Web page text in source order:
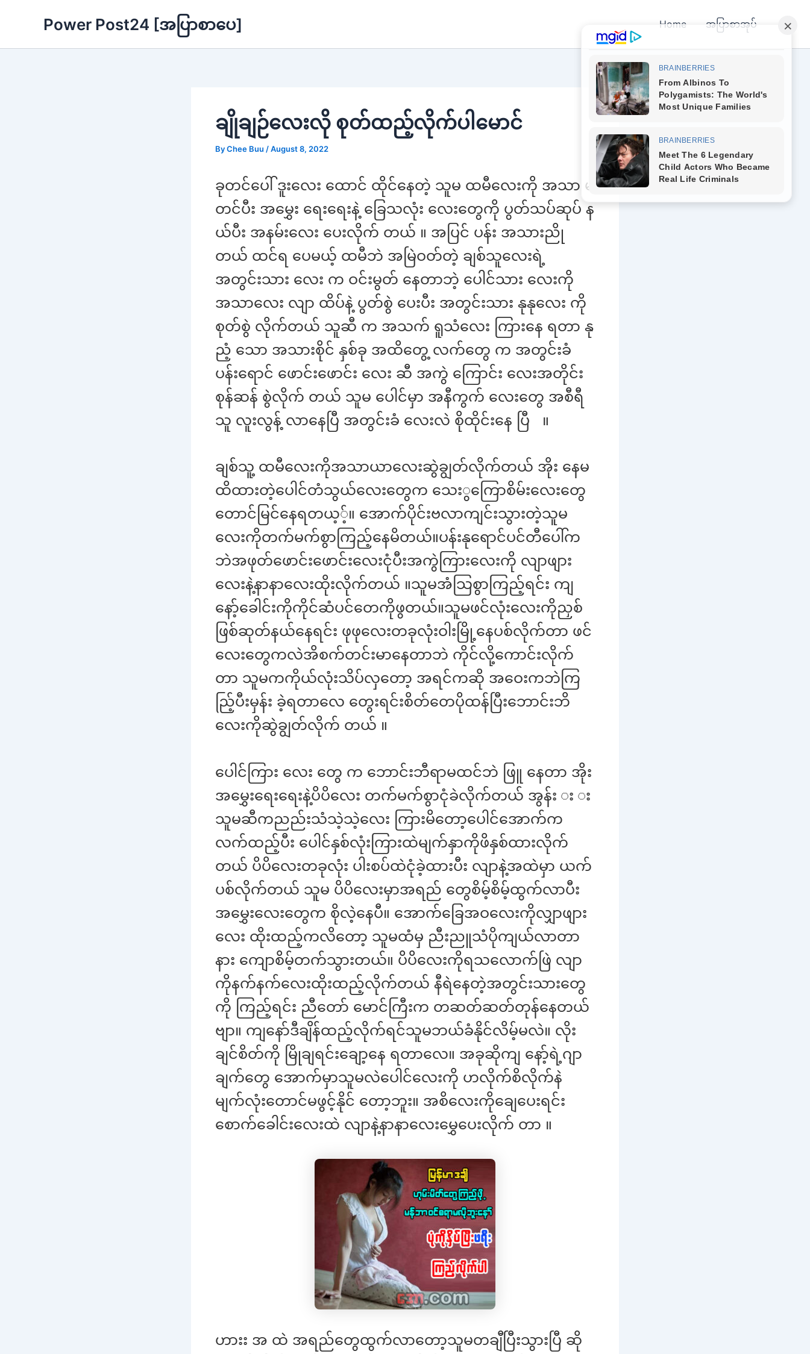
Power Post24 [အပြာစာပေ] Home အပြာစာအုပ်
ချိုချဉ်လေးလို စုတ်ထည့်လိုက်ပါမောင်
ByChee Buu /August 8, 2022
ခုတင်ပေါ် ဒူးလေး ထောင် ထိုင်နေတဲ့ သူမ ထမီလေးကို အသာ မ
တင်ပီး အမွှေး ရေးရေးနဲ့ ခြေသလုံး လေးတွေကို ပွတ်သပ်ဆုပ် န
ယ်ပီး အနမ်းလေး ပေးလိုက် တယ် ။ အပြင် ပန်း အသားညို
တယ် ထင်ရ ပေမယ့် ထမီဘဲ အမြဲဝတ်တဲ့ ချစ်သူလေးရဲ့
အတွင်းသား လေး က ဝင်းမွတ် နေတာဘဲ့ ပေါင်သား လေးကို
အသာလေး လျာ ထိပ်နဲ့ ပွတ်စွဲ ပေးပီး အတွင်းသား နုနုလေး ကို
စုတ်စွဲ လိုက်တယ် သူဆီ က အသက် ရူသံလေး ကြားနေ ရတာ နု
ညံ့ သော အသားစိုင် နှစ်ခု အထိတွေ့ လက်တွေ က အတွင်းခံ
ပန်းရောင် ဖောင်းဖောင်း လေး ဆီ အကွဲ ကြောင်း လေးအတိုင်း
စုန်ဆန် စွဲလိုက် တယ် သူမ ပေါင်မှာ အနီကွက် လေးတွေ အစီရီ
သူ လူးလွန့် လာနေပြီ အတွင်းခံ လေးလဲ စိုထိုင်းနေ ပြီ ။
ချစ်သူ့ ထမီလေးကိုအသာယာလေးဆွဲချွတ်လိုက်တယ် အိုး နေမ
ထိထားတဲ့ပေါင်တံသွယ်လေးတွေက သေးွကြောစိမ်းလေးတွေ
တောင်မြင်နေရတယ့့်။ အောက်ပိုင်းဗလာကျင်းသွားတဲ့သူမ
လေးကိုတက်မက်စွာကြည့်နေမိတယ်။ပန်းနုရောင်ပင်တီပေါ်က
ဘဲအဖုတ်ဖောင်းဖောင်းလေးငုံပီးအကွဲကြားလေးကို လျာဖျား
လေးနဲ့နာနာလေးထိုးလိုက်တယ် ။သူမအံသြစွာကြည့်ရင်း ကျ
နော့်ခေါင်းကိုကိုင်ဆံပင်တေကိုဖွတယ်။သူမဖင်လုံးလေးကိုညှစ်
ဖြစ်ဆုတ်နယ်နေရင်း ဖုဖုလေးတခုလုံးဝါးမြို့နေပစ်လိုက်တာ ဖင်
လေးတွေကလဲအိစက်တင်းမာနေတာဘဲ ကိုင်လို့ကောင်းလိုက်
တာ သူမကကိုယ်လုံးသိပ်လှတော့ အရင်ကဆို အဝေးကဘဲကြ
ည်ြ့ပီးမှန်း ခဲ့ရတာလေ တွေးရင်းစိတ်တေပိုထန်ပြီးဘောင်းဘိ
လေးကိုဆွဲချွတ်လိုက် တယ် ။
ပေါင်ကြား လေး တွေ က ဘောင်းဘီရာမထင်ဘဲ ဖြူ နေတာ အိုး
အမွှေးရေးရေးနဲ့ပိပိလေး တက်မက်စွာငုံခဲလိုက်တယ် အွန်း း း
သူမဆီကညည်းသံသဲ့သဲ့လေး ကြားမိတော့ပေါင်အောက်က
လက်ထည့်ပီး ပေါင်နှစ်လုံးကြားထဲမျက်နှာကိုဖိနှစ်ထားလိုက်
တယ် ပိပိလေးတခုလုံး ပါးစပ်ထဲငုံခဲ့ထားပီး လျာနဲ့အထဲမှာ ယက်
ပစ်လိုက်တယ် သူမ ပိပိလေးမှာအရည် တွေစိမ့်စိမ့်ထွက်လာပီး
အမွှေးလေးတွေက စိုလဲ့နေပီ။ အောက်ခြေအဝလေးကိုလျှာဖျား
လေး ထိုးထည့်ကလိတော့ သူမထံမှ ညီးညူသံပိုကျယ်လာတာ
နား ကျောစိမ့်တက်သွားတယ်။ ပိပိလေးကိုရသလောက်ဖြဲ လျာ
ကိုနက်နက်လေးထိုးထည့်လိုက်တယ် နီရဲနေတဲ့အတွင်းသားတွေ
ကို ကြည့်ရင်း ညီတော် မောင်ကြီးက တဆတ်ဆတ်တုန်နေတယ်
ဗျာ။ ကျနော်ဒီချိန်ထည့်လိုက်ရင်သူမဘယ်ခံနိုင်လိမ့်မလဲ။ လိုး
ချင်စိတ်ကို မြိုချရင်းချော့နေ ရတာလေ။ အခုဆိုကျ နော့်ရဲ့ဂျာ
ချက်တွေ အောက်မှာသူမလဲပေါင်လေးကို ဟလိုက်စိလိုက်နဲ
မျက်လုံးတောင်မဖွင့်နိုင် တော့ဘူး။ အစိလေးကိုချေပေးရင်း
စောက်ခေါင်းလေးထဲ လျာနဲ့နာနာလေးမွှေပေးလိုက် တာ ။
ဟားး အ ထဲ အရည်တွေထွက်လာတော့သူမတချီပြီးသွားပြီ ဆို